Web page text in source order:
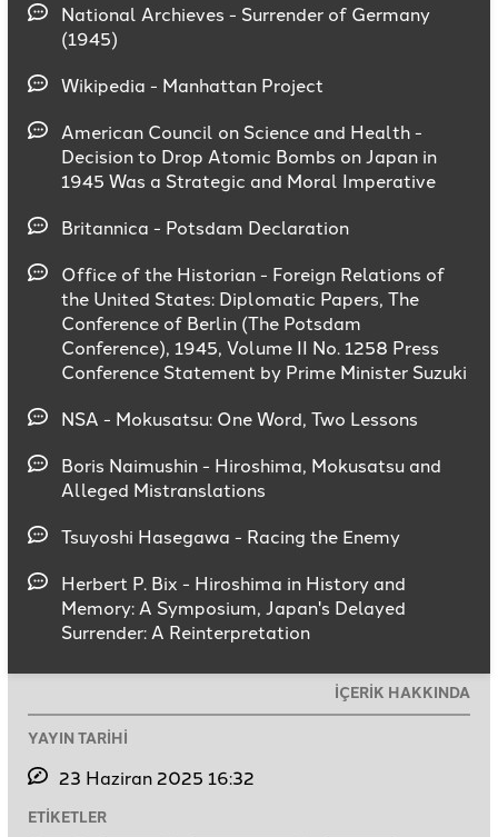
National Archieves - Surrender of Germany
(1945)
Wikipedia - Manhattan Project
American Council on Science and Health -
Decision to Drop Atomic Bombs on Japan in
1945 Was a Strategic and Moral Imperative
Britannica - Potsdam Declaration
Office of the Historian - Foreign Relations of
the United States: Diplomatic Papers, The
Conference of Berlin (The Potsdam
Conference), 1945, Volume II No. 1258 Press
Conference Statement by Prime Minister Suzuki
NSA - Mokusatsu: One Word, Two Lessons
Boris Naimushin - Hiroshima, Mokusatsu and
Alleged Mistranslations
Tsuyoshi Hasegawa - Racing the Enemy
Herbert P. Bix - Hiroshima in History and
Memory: A Symposium, Japan's Delayed
Surrender: A Reinterpretation
İÇERİK HAKKINDA
YAYIN TARİHİ
23 Haziran 2025 16:32
ETİKETLER